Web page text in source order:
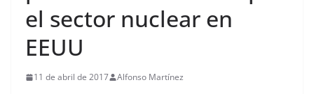
el sector nuclear en
EEUU
11 de abril de 2017 Alfonso Martínez